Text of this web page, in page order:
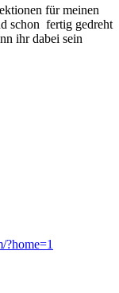
für meinen
schon fertig gedreht
ihr dabei sein
?home=1